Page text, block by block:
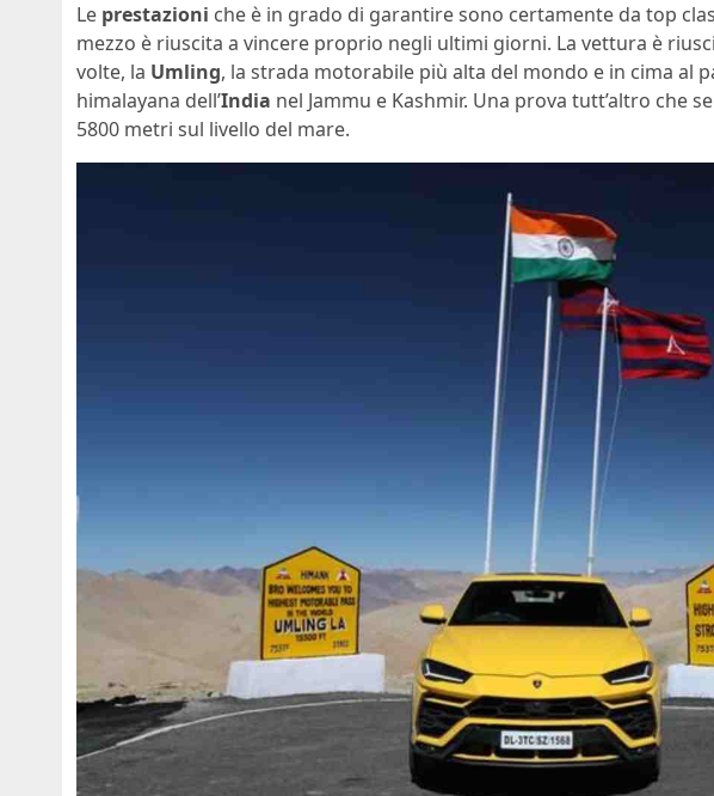
Le prestazioni che è in grado di garantire sono certamente da top
mezzo è riuscita a vincere proprio negli ultimi giorni. La vettura è
volte, la Umling, la strada motorabile più alta del mondo e in cima al
himalayana dell’India nel Jammu e Kashmir. Una prova tutt’altro che
5800 metri sul livello del mare.